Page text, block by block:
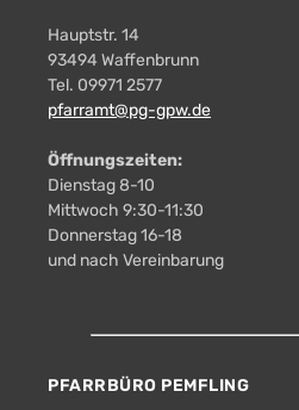
Hauptstr. 14
93494 Waffenbrunn
Tel. 09971 2577
pfarramt@pg-gpw.de
Öffnungszeiten:
Dienstag 8-10
Mittwoch 9:30-11:30
Donnerstag 16-18
und nach Vereinbarung
PFARRBÜRO PEMFLING